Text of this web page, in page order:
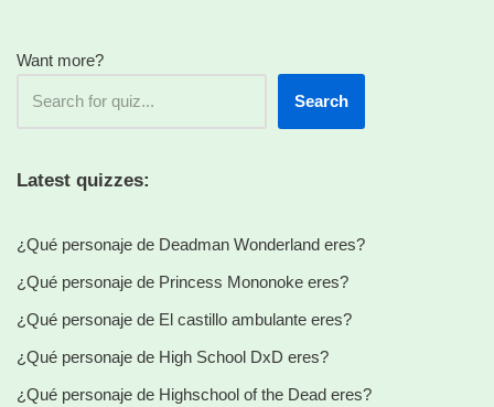
Want more?
Search
Latest quizzes:
¿Qué personaje de Deadman Wonderland eres?
¿Qué personaje de Princess Mononoke eres?
¿Qué personaje de El castillo ambulante eres?
¿Qué personaje de High School DxD eres?
¿Qué personaje de Highschool of the Dead eres?